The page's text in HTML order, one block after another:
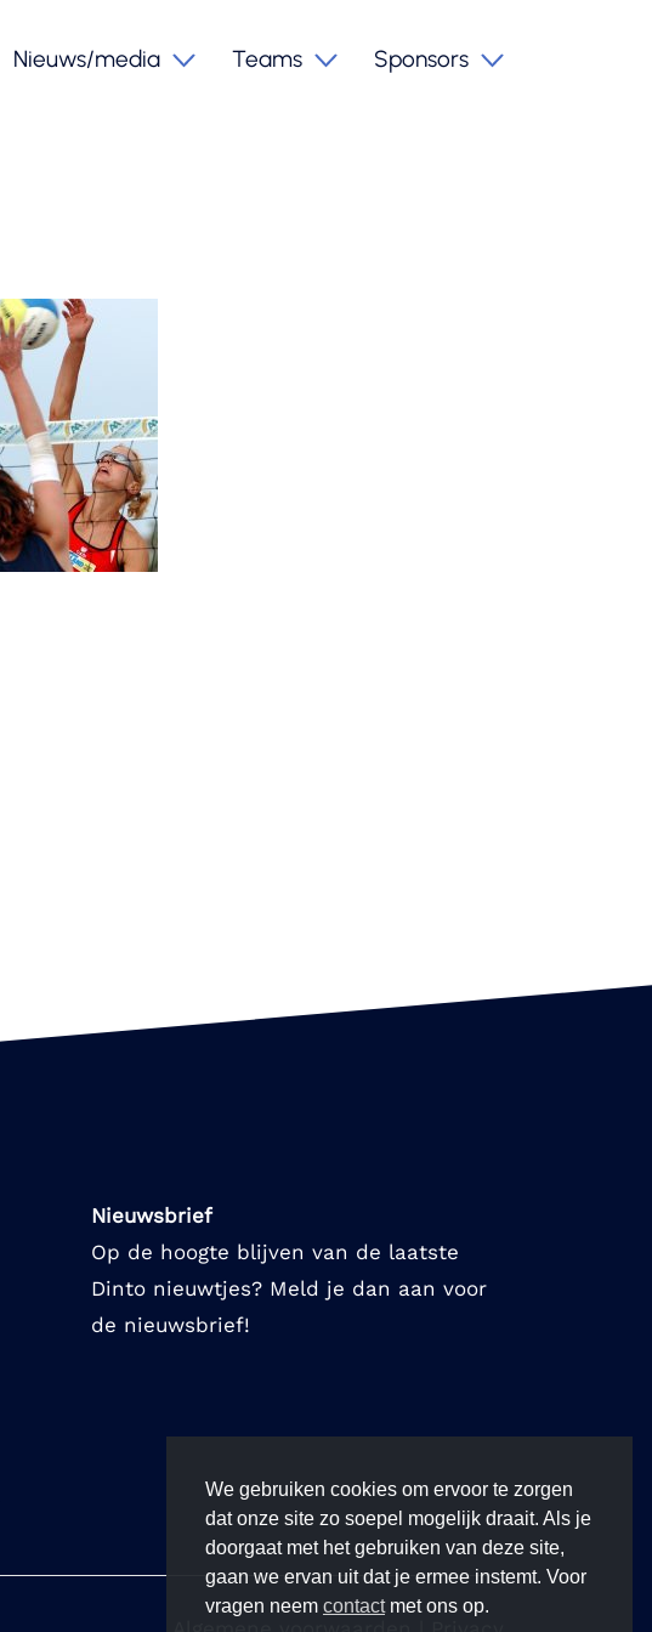
Nieuws/media Teams Sponsors
Nieuwsbrief
Op de hoogte blijven van de laatste
Dinto nieuwtjes? Meld je dan aan voor
de nieuwsbrief!
We gebruiken cookies om ervoor te zorgen
dat onze site zo soepel mogelijk draait. Als je
doorgaat met het gebruiken van deze site,
gaan we ervan uit dat je ermee instemt. Voor
vragen neem contactmet ons op.